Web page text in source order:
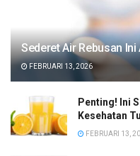
Sederet Air Rebusan
FEBRUARI 13, 2026
Penting! Ini
Kesehatan
FEBRUARI 13,